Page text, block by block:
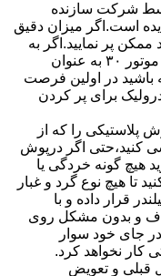
شرکت سازنده
است.اگر میزان دقیق
ممکن پر نمایید.اگر به
روغن هیدرولیک دسترسی ندارید از روغن موتور ۳۰ به عنوان
باشید در اولین فرصت
برای پر کردن
پلاستیکی را که از
کنید،حتی اگر درپوش
هیچ گونه خردگی یا
تا هیچ نوع گرد و غبار
قرار داده و با
و بدون مشکل روی
جای خود سوار
کار نخواهد کرد.
قبلی و تعویض